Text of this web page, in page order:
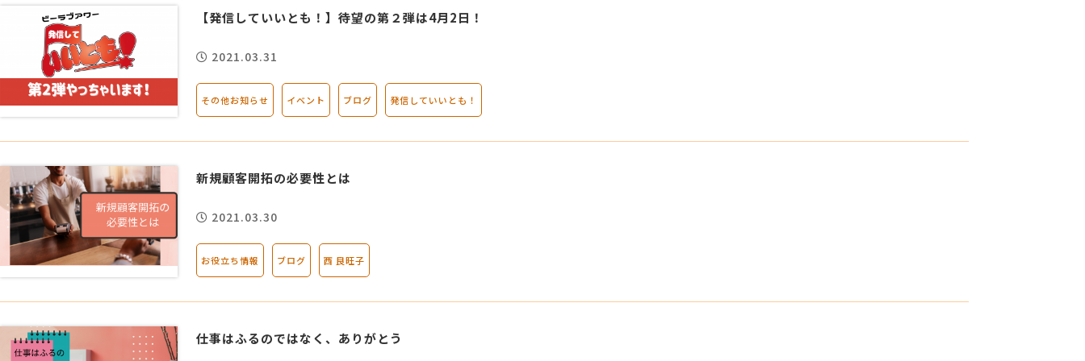
【発信していいとも！】待望の第２弾は4月2日！
2021.03.31
その他お知らせ イベント ブログ 発信していいとも！
新規顧客開拓の必要性とは
2021.03.30
お役立ち情報 ブログ 西 良旺子
仕事はふるのではなく、ありがとう